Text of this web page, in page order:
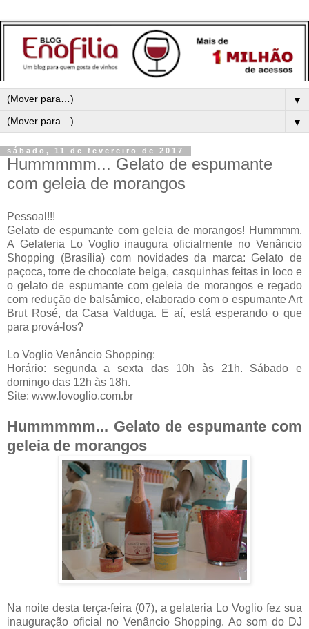
▼
▼
sábado, 11 de fevereiro de 2017
Hummmmm... Gelato de espumante
com geleia de morangos
Pessoal!!!
Gelato de espumante com geleia de morangos! Hummmm.
A Gelateria Lo Voglio inaugura oficialmente no Venâncio
Shopping (Brasília) com novidades da marca: Gelato de
paçoca, torre de chocolate belga, casquinhas feitas in loco e
o gelato de espumante com geleia de morangos e regado
com redução de balsâmico, elaborado com o espumante Art
Brut Rosé, da Casa Valduga. E aí, está esperando o que
para prová-los?
Lo Voglio Venâncio Shopping:
Horário: segunda a sexta das 10h às 21h. Sábado e
domingo das 12h às 18h.
Site: www.lovoglio.com.br
Hummmmm... Gelato de espumante com
geleia de morangos
Na noite desta terça-feira (07), a gelateria Lo Voglio fez sua
inauguração oficial no Venâncio Shopping. Ao som do DJ